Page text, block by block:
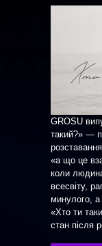
GROSU
такий?» —
«а що це
коли
всесвіту,
минулого, а
«Хто ти
стан після